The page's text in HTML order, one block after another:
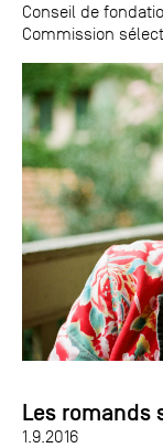
Conseil de
Commission
Les romands
1.9.2016